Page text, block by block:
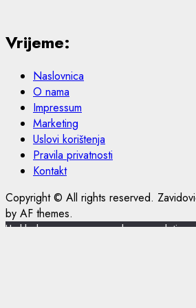
Vrijeme:
Naslovnica
O nama
Impressum
Marketing
Uslovi korištenja
Pravila privatnosti
Kontakt
Copyright © All rights reserved.
by AF themes.
U skladu s novom europskom